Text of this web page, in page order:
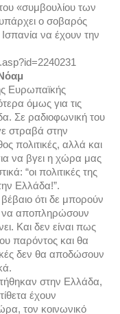
«συμβουλίου των
ο σοβαρός
να έχουν την
Ευρωπαϊκής
όμως για τις
Σε ραδιοφωνική του
στραβά στην
πολιτικές, αλλά και
να βγει η χώρα μας
“οι πολιτικές της
Ελλάδα!”.
βέβαιο ότι δε μπορούν
να αποπληρώσουν
Και δεν είναι πως
παρόντος και θα
δεν θα αποδώσουν
στην Ελλάδα,
έχουν
τον κοινωνικό